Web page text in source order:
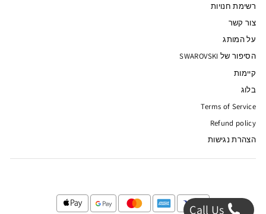
רשימת חנויות
צור קשר
על המותג
הסיפור של SWAROVSKI
קיימות
בלוג
Terms of Service
Refund policy
הצהרת נגישות